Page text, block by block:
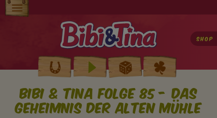
Direkt
zumElterninfo
Hörspiele
Audio (EN)
Shop
Bibi & Tina Folge 85 - Das
Geheimnis der alten Mühle